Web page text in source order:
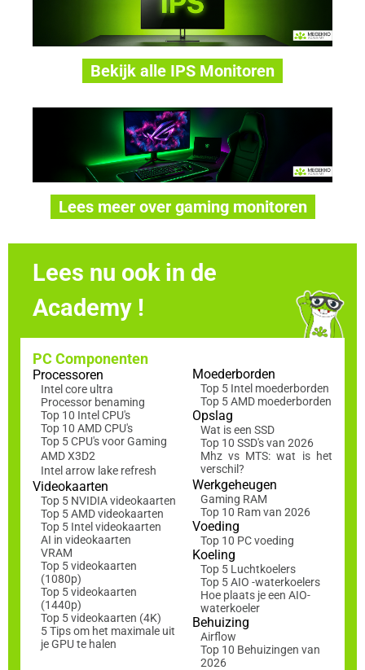
Bekijk alle IPS Monitoren
Lees meer over gaming monitoren
Lees nu ook in de
Academy !
PC Componenten
Processoren
Intel core ultra
Processor benaming
Top 10 Intel CPU's
Top 10 AMD CPU's
Top 5 CPU's voor Gaming
AMD X3D2
Intel arrow lake refresh
Videokaarten
Top 5 NVIDIA videokaarten
Top 5 AMD videokaarten
Top 5 Intel videokaarten
AI in videokaarten
VRAM
Top 5 videokaarten
(1080p)
Top 5 videokaarten
(1440p)
Top 5 videokaarten (4K)
5 Tips om het maximale uit
je GPU te halen
Moederborden
Top 5 Intel moederborden
Top 5 AMD moederborden
Opslag
Wat is een SSD
Top 10 SSD's van 2026
Mhz vs MTS: wat is het
verschil?
Werkgeheugen
Gaming RAM
Top 10 Ram van 2026
Voeding
Top 10 PC voeding
Koeling
Top 5 Luchtkoelers
Top 5 AIO -waterkoelers
Hoe plaats je een AIO-
waterkoeler
Behuizing
Airflow
Top 10 Behuizingen van
2026